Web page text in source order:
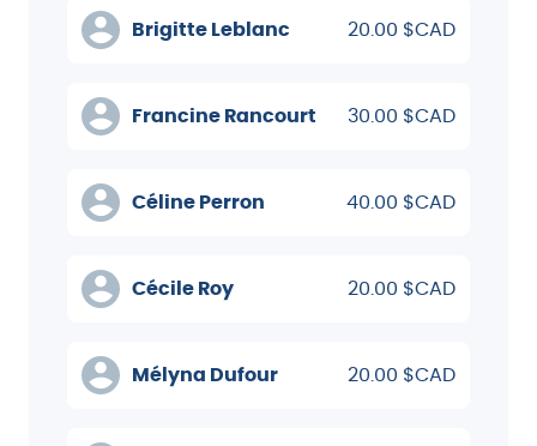
Brigitte Leblanc 20.00 $CAD
Francine Rancourt 30.00 $CAD
Céline Perron 40.00 $CAD
Cécile Roy 20.00 $CAD
Mélyna Dufour 20.00 $CAD